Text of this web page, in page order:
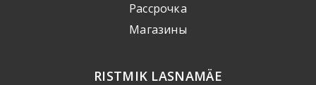
Рассрочка
Mагазины
RISTMIK LASNAMÄE